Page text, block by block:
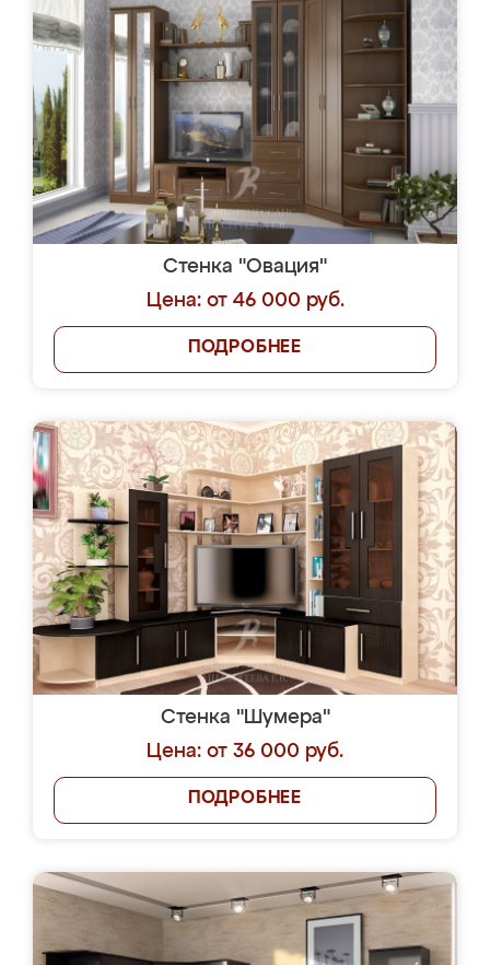
Стенка "Овация"
Цена: от 46 000 руб.
ПОДРОБНЕЕ
Стенка "Шумера"
Цена: от 36 000 руб.
ПОДРОБНЕЕ